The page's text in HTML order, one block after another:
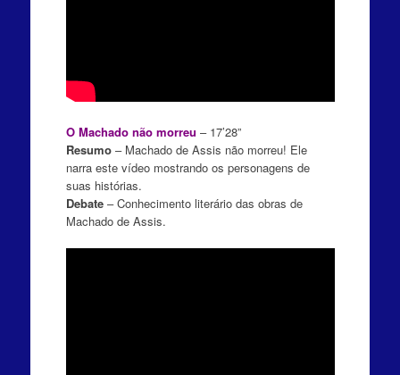
O Machado não morreu – 17’28”
Resumo– Machado de Assis não morreu! Ele
narra este vídeo mostrando os personagens de
suas histórias.
Debate– Conhecimento literário das obras de
Machado de Assis.